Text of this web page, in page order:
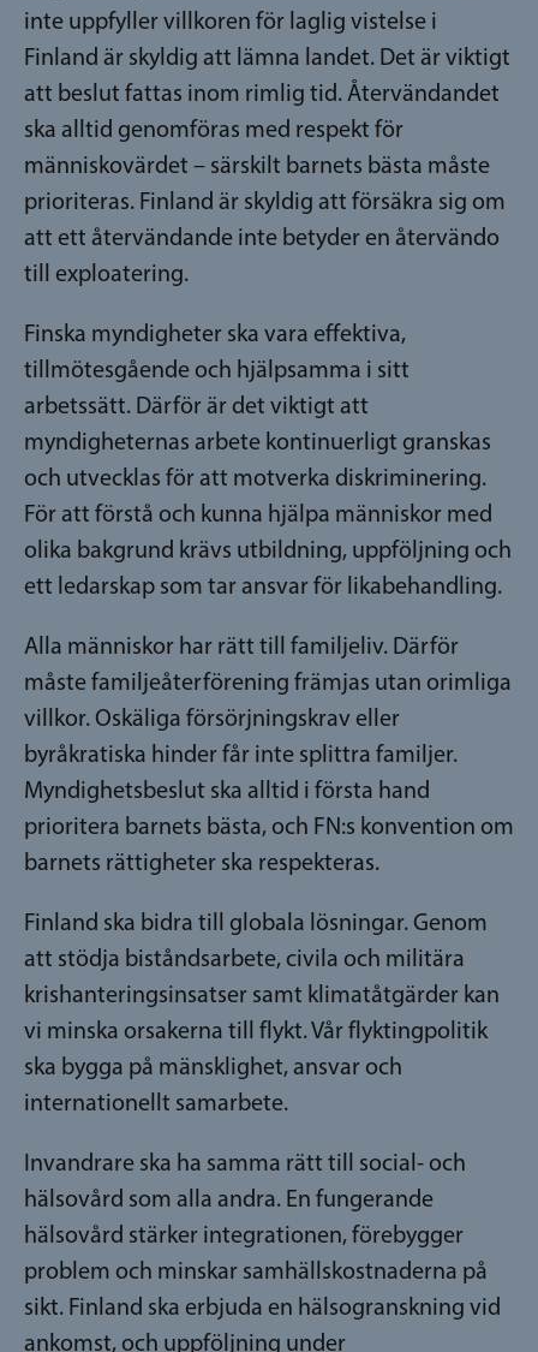
inte uppfyller villkoren för laglig vistelse i
Finland är skyldig att lämna landet. Det är viktigt
att beslut fattas inom rimlig tid. Återvändandet
ska alltid genomföras med respekt för
människovärdet – särskilt barnets bästa måste
prioriteras. Finland är skyldig att försäkra sig om
att ett återvändande inte betyder en återvändo
till exploatering.
Finska myndigheter ska vara effektiva,
tillmötesgående och hjälpsamma i sitt
arbetssätt. Därför är det viktigt att
myndigheternas arbete kontinuerligt granskas
och utvecklas för att motverka diskriminering.
För att förstå och kunna hjälpa människor med
olika bakgrund krävs utbildning, uppföljning och
ett ledarskap som tar ansvar för likabehandling.
Alla människor har rätt till familjeliv. Därför
måste familjeåterförening främjas utan orimliga
villkor. Oskäliga försörjningskrav eller
byråkratiska hinder får inte splittra familjer.
Myndighetsbeslut ska alltid i första hand
prioritera barnets bästa, och FN:s konvention om
barnets rättig­heter ska respekteras.
Finland ska bidra till globala lösningar. Genom
att stödja biståndsarbete, civila och militära
krishanteringsinsatser samt klimatåtgärder kan
vi minska orsakerna till flykt. Vår flyktingpolitik
ska bygga på mänsklighet, ansvar och
internationellt samarbete.
Invandrare ska ha samma rätt till social- och
hälsovård som alla andra. En fungerande
hälsovård stärker integrationen, förebygger
problem och minskar samhällskostnaderna på
sikt. Finland ska erbjuda en hälsogranskning vid
ankomst, och uppföljning under